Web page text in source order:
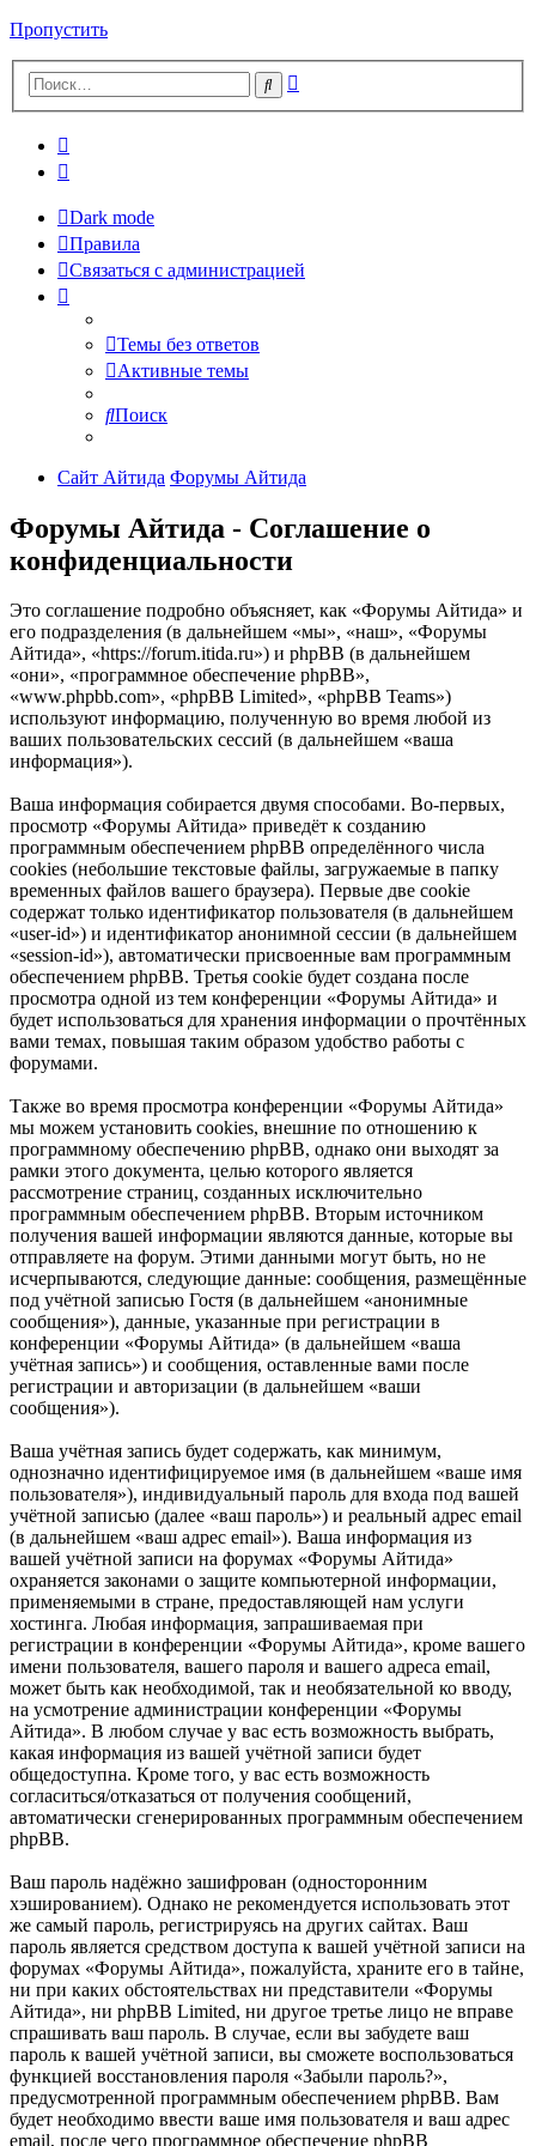
Пропустить
Поиск
Dark mode
Правила
Связаться с администрацией
Темы без ответов
Активные темы
Поиск
Сайт Айтида Форумы Айтида
Форумы Айтида - Соглашение о
конфиденциальности
Это соглашение подробно объясняет, как «Форумы Айтида» и
его подразделения (в дальнейшем «мы», «наш», «Форумы
Айтида», «https://forum.itida.ru») и phpBB (в дальнейшем
«они», «программное обеспечение phpBB»,
«www.phpbb.com», «phpBB Limited», «phpBB Teams»)
используют информацию, полученную во время любой из
ваших пользовательских сессий (в дальнейшем «ваша
информация»).
Ваша информация собирается двумя способами. Во-первых,
просмотр «Форумы Айтида» приведёт к созданию
программным обеспечением phpBB определённого числа
cookies (небольшие текстовые файлы, загружаемые в папку
временных файлов вашего браузера). Первые две cookie
содержат только идентификатор пользователя (в дальнейшем
«user-id») и идентификатор анонимной сессии (в дальнейшем
«session-id»), автоматически присвоенные вам программным
обеспечением phpBB. Третья cookie будет создана после
просмотра одной из тем конференции «Форумы Айтида» и
будет использоваться для хранения информации о прочтённых
вами темах, повышая таким образом удобство работы с
форумами.
Также во время просмотра конференции «Форумы Айтида»
мы можем установить cookies, внешние по отношению к
программному обеспечению phpBB, однако они выходят за
рамки этого документа, целью которого является
рассмотрение страниц, созданных исключительно
программным обеспечением phpBB. Вторым источником
получения вашей информации являются данные, которые вы
отправляете на форум. Этими данными могут быть, но не
исчерпываются, следующие данные: сообщения, размещённые
под учётной записью Гостя (в дальнейшем «анонимные
сообщения»), данные, указанные при регистрации в
конференции «Форумы Айтида» (в дальнейшем «ваша
учётная запись») и сообщения, оставленные вами после
регистрации и авторизации (в дальнейшем «ваши
сообщения»).
Ваша учётная запись будет содержать, как минимум,
однозначно идентифицируемое имя (в дальнейшем «ваше имя
пользователя»), индивидуальный пароль для входа под вашей
учётной записью (далее «ваш пароль») и реальный адрес email
(в дальнейшем «ваш адрес email»). Ваша информация из
вашей учётной записи на форумах «Форумы Айтида»
охраняется законами о защите компьютерной информации,
применяемыми в стране, предоставляющей нам услуги
хостинга. Любая информация, запрашиваемая при
регистрации в конференции «Форумы Айтида», кроме вашего
имени пользователя, вашего пароля и вашего адреса email,
может быть как необходимой, так и необязательной ко вводу,
на усмотрение администрации конференции «Форумы
Айтида». В любом случае у вас есть возможность выбрать,
какая информация из вашей учётной записи будет
общедоступна. Кроме того, у вас есть возможность
согласиться/отказаться от получения сообщений,
автоматически сгенерированных программным обеспечением
phpBB.
Ваш пароль надёжно зашифрован (односторонним
хэшированием). Однако не рекомендуется использовать этот
же самый пароль, регистрируясь на других сайтах. Ваш
пароль является средством доступа к вашей учётной записи на
форумах «Форумы Айтида», пожалуйста, храните его в тайне,
ни при каких обстоятельствах ни представители «Форумы
Айтида», ни phpBB Limited, ни другое третье лицо не вправе
спрашивать ваш пароль. В случае, если вы забудете ваш
пароль к вашей учётной записи, вы сможете воспользоваться
функцией восстановления пароля «Забыли пароль?»,
предусмотренной программным обеспечением phpBB. Вам
будет необходимо ввести ваше имя пользователя и ваш адрес
email, после чего программное обеспечение phpBB